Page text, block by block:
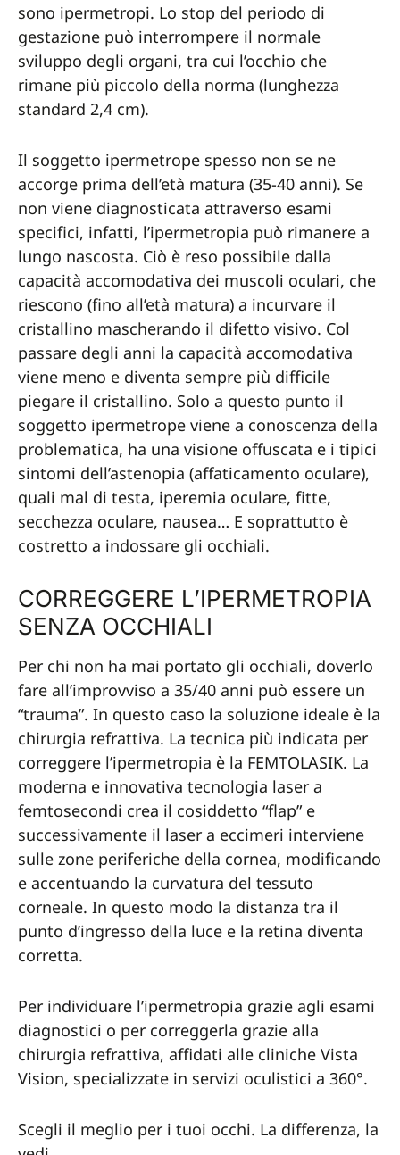
sono ipermetropi. Lo stop del periodo di
gestazione può interrompere il normale
sviluppo degli organi, tra cui l’occhio che
rimane più piccolo della norma (lunghezza
standard 2,4 cm).
Il soggetto ipermetrope spesso non se ne
accorge prima dell’età matura (35-40 anni). Se
non viene diagnosticata attraverso esami
specifici, infatti, l’ipermetropia può rimanere a
lungo nascosta. Ciò è reso possibile dalla
capacità accomodativa dei muscoli oculari, che
riescono (fino all’età matura) a incurvare il
cristallino mascherando il difetto visivo. Col
passare degli anni la capacità accomodativa
viene meno e diventa sempre più difficile
piegare il cristallino. Solo a questo punto il
soggetto ipermetrope viene a conoscenza della
problematica, ha una visione offuscata e i tipici
sintomi dell’astenopia (affaticamento oculare),
quali mal di testa, iperemia oculare, fitte,
secchezza oculare, nausea… E soprattutto è
costretto a indossare gli occhiali.
CORREGGERE L’IPERMETROPIA
SENZA OCCHIALI
Per chi non ha mai portato gli occhiali, doverlo
fare all’improvviso a 35/40 anni può essere un
“trauma”. In questo caso la soluzione ideale è la
chirurgia refrattiva. La tecnica più indicata per
correggere l’ipermetropia è la FEMTOLASIK. La
moderna e innovativa tecnologia laser a
femtosecondi crea il cosiddetto “flap” e
successivamente il laser a eccimeri interviene
sulle zone periferiche della cornea, modificando
e accentuando la curvatura del tessuto
corneale. In questo modo la distanza tra il
punto d’ingresso della luce e la retina diventa
corretta.
Per individuare l’ipermetropia grazie agli esami
diagnostici o per correggerla grazie alla
chirurgia refrattiva, affidati alle cliniche Vista
Vision, specializzate in servizi oculistici a 360°.
Scegli il meglio per i tuoi occhi. La differenza, la